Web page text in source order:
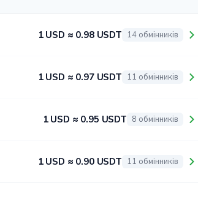
1 USD ≈ 0.98 USDT 14 обмінників
1 USD ≈ 0.97 USDT 11 обмінників
1 USD ≈ 0.95 USDT 8 обмінників
1 USD ≈ 0.90 USDT 11 обмінників